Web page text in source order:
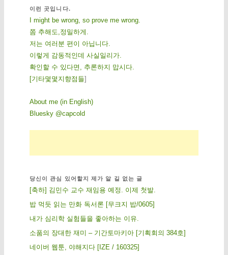
이런 곳입니다.
I might be wrong, so prove me wrong.
쫌 추해도,정밀하게.
저는 여러분 편이 아닙니다.
이렇게 감동적인데 사실일리가.
확인할 수 있다면, 추론하지 맙시다.
[기 타몇 몇 지 향점 들]
About me (in English)
Bluesky @capcold
당신이 관심 있어할지 제가 알 길 없는 글
[축하] 김민수 교수 재임용 예정. 이제 첫발.
밥 먹듯 읽는 만화 독서론 [무크지 밥/0605]
내가 심리학 실험들을 좋아하는 이유.
소품의 장대한 재미 – 기간토마키아 [기획회의 384호]
네이버 웹툰, 야해지다 [IZE / 160325]